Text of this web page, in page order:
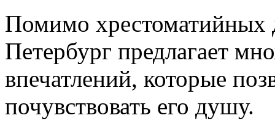
Помимо хрестоматийных
Петербург предлагает
впечатлений, которые
почувствовать его душу.